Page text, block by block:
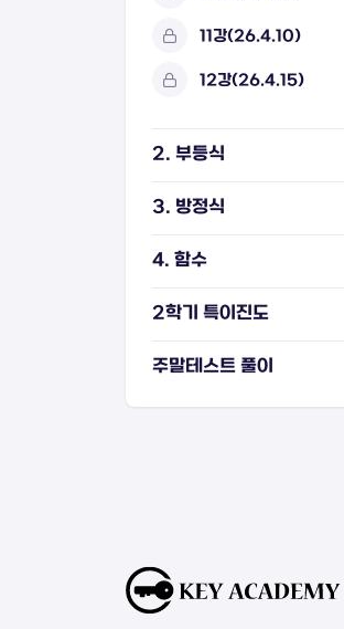
11강(26.4.10)
12강(26.4.15)
2. 부등식
3. 방정식
4. 함수
2학기 특이진도
주말테스트 풀이